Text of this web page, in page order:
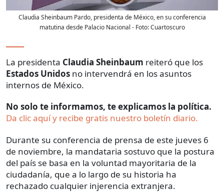
Claudia Sheinbaum Pardo, presidenta de México, en su conferencia
matutina desde Palacio Nacional - Foto:Cuartoscuro
La presidenta Claudia Sheinbaum reiteró que los
Estados Unidos no intervendrá en los asuntos
internos de México.
No solo te informamos, te explicamos la política.
Da clic aquí y recibe gratis nuestro boletín diario.
Durante su conferencia de prensa de este jueves 6
de noviembre, la mandataria sostuvo que la postura
del país se basa en la voluntad mayoritaria de la
ciudadanía, que a lo largo de su historia ha
rechazado cualquier injerencia extranjera.